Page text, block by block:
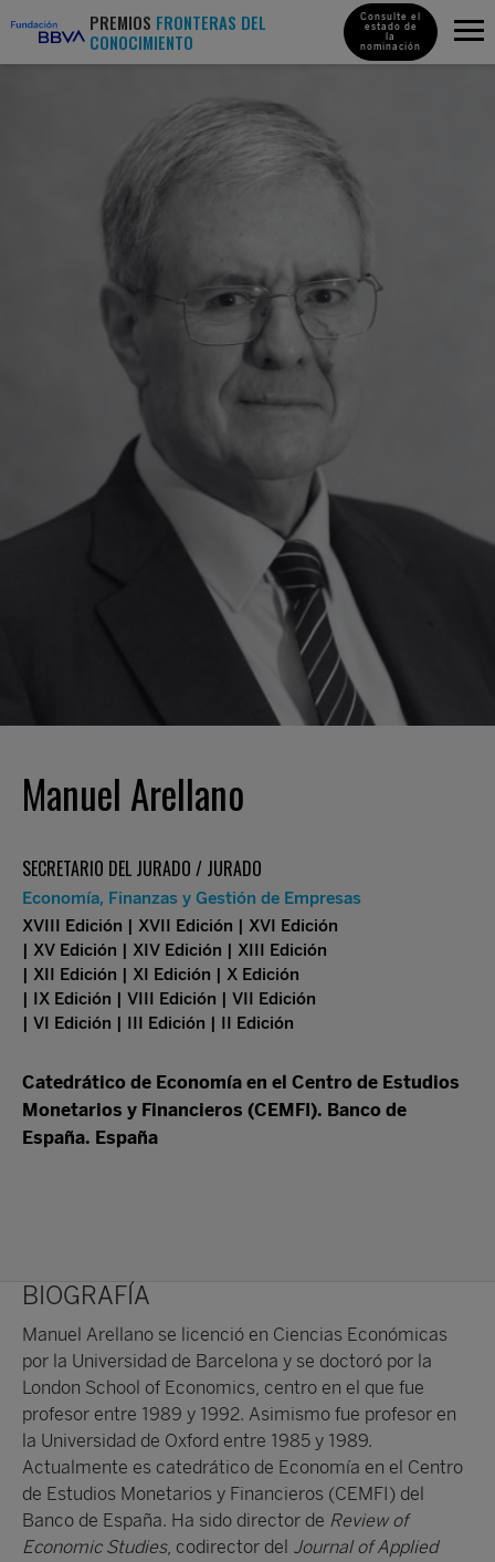
PREMIOS FRONTERAS DEL
CONOCIMIENTO
Consulte el
estado de
la
nominación
Manuel Arellano
SECRETARIO DEL JURADO / JURADO
Economía, Finanzas y Gestión de Empresas
XVIII Edición | XVII Edición | XVI Edición
| XV Edición | XIV Edición | XIII Edición
| XII Edición | XI Edición | X Edición
| IX Edición | VIII Edición | VII Edición
| VI Edición | III Edición | II Edición
Catedrático de Economía en el Centro de Estudios
Monetarios y Financieros (CEMFI). Banco de
España. España
BIOGRAFÍA
Manuel Arellano se licenció en Ciencias Económicas
por la Universidad de Barcelona y se doctoró por la
London School of Economics, centro en el que fue
profesor entre 1989 y 1992. Asimismo fue profesor en
la Universidad de Oxford entre 1985 y 1989.
Actualmente es catedrático de Economía en el Centro
de Estudios Monetarios y Financieros (CEMFI) del
Banco de España. Ha sido director de Review of
Economic Studies, codirector del Journal of Applied